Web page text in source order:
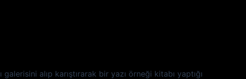
alıp karıştırarak bir yazı örneği kitabı yaptığı